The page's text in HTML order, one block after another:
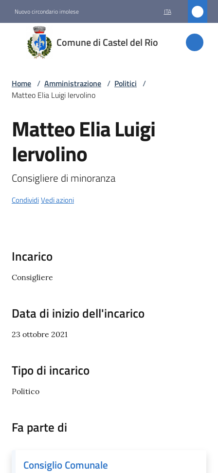
Nuovo circondario imolese ITA
Comune di Castel del Rio
Comune
di
Castel
Amministrazione
Menu selezionato
Novità
Servizi
Servizi
on-
line
gli
argomenti
Home / Amministrazione / Politici /
Matteo Elia Luigi Iervolino
Salta al contenuto
Matteo Elia Luigi
Iervolino
Consigliere di minoranza
CondividiVedi azioni
Incarico
Consigliere
Data di inizio dell'incarico
23 ottobre 2021
Tipo di incarico
Politico
Fa parte di
Consiglio Comunale